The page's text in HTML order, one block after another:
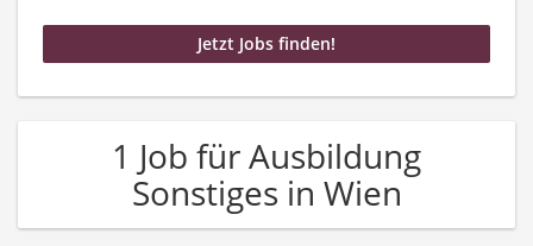
1 Job für Ausbildung
Sonstiges in Wien